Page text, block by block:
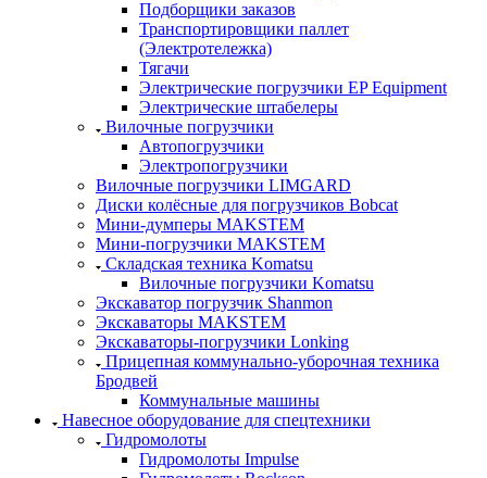
Подборщики заказов
Транспортировщики паллет
(Электротележка)
Тягачи
Электрические погрузчики EP Equipment
Электрические штабелеры
Вилочные погрузчики
Автопогрузчики
Электропогрузчики
Вилочные погрузчики LIMGARD
Диски колёсные для погрузчиков Bobcat
Мини-думперы MAKSTEM
Мини-погрузчики MAKSTEM
Складская техника Komatsu
Вилочные погрузчики Komatsu
Экскаватор погрузчик Shanmon
Экскаваторы MAKSTEM
Экскаваторы-погрузчики Lonking
Прицепная коммунально-уборочная техника
Бродвей
Коммунальные машины
Навесное оборудование для спецтехники
Гидромолоты
Гидромолоты Impulse